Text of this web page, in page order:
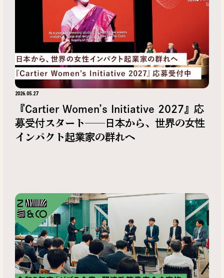
2026.05.27
『Cartier Women’s Initiative 2027』応
募受付スタート──日本から、世界の女性
インパクト起業家の群れへ